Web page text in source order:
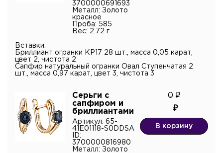
3700000691693
Металл: Золото
красное
Проба: 585
Вес: 2.72 г
Вставки:
Бриллиант огранки КР17 28 шт., масса 0,05 карат,
цвет 2, чистота 2
Сапфир натуральный огранки Овал Ступенчатая 2
шт., масса 0,97 карат, цвет 3, чистота 3
Серьги с
сапфиром и
бриллиантами
Артикул: 65-
41E01118-S0DDSA
ID:
3700000816980
Металл: Золото
0
В корзину
Контактный телефон*
Электронная почта
Комментарий
Имя
Телефон